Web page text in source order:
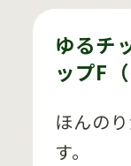
ゆるチ
ップF（
ほんの
す。